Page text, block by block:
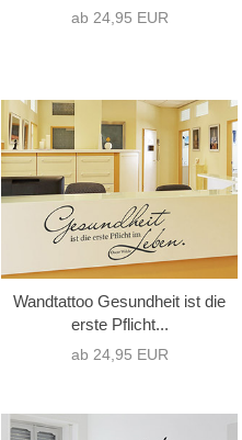
ab 24,95 EUR
Wandtattoo Gesundheit ist die
erste Pflicht...
ab 24,95 EUR